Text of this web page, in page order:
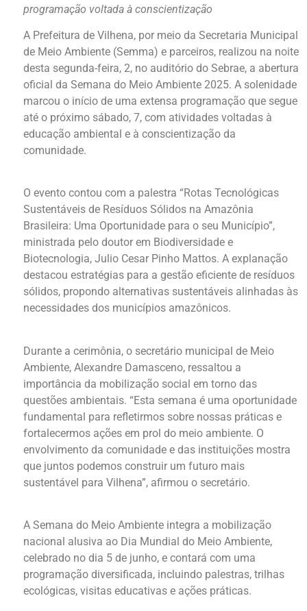
programação voltada à conscientização
A Prefeitura de Vilhena, por meio da Secretaria Municipal
de Meio Ambiente (Semma) e parceiros, realizou na noite
desta segunda-feira, 2, no auditório do Sebrae, a abertura
oficial da Semana do Meio Ambiente 2025. A solenidade
marcou o início de uma extensa programação que segue
até o próximo sábado, 7, com atividades voltadas à
educação ambiental e à conscientização da
comunidade.
O evento contou com a palestra “Rotas Tecnológicas
Sustentáveis de Resíduos Sólidos na Amazônia
Brasileira: Uma Oportunidade para o seu Município”,
ministrada pelo doutor em Biodiversidade e
Biotecnologia, Julio Cesar Pinho Mattos. A explanação
destacou estratégias para a gestão eficiente de resíduos
sólidos, propondo alternativas sustentáveis alinhadas às
necessidades dos municípios amazônicos.
Durante a cerimônia, o secretário municipal de Meio
Ambiente, Alexandre Damasceno, ressaltou a
importância da mobilização social em torno das
questões ambientais. “Esta semana é uma oportunidade
fundamental para refletirmos sobre nossas práticas e
fortalecermos ações em prol do meio ambiente. O
envolvimento da comunidade e das instituições mostra
que juntos podemos construir um futuro mais
sustentável para Vilhena”, afirmou o secretário.
A Semana do Meio Ambiente integra a mobilização
nacional alusiva ao Dia Mundial do Meio Ambiente,
celebrado no dia 5 de junho, e contará com uma
programação diversificada, incluindo palestras, trilhas
ecológicas, visitas educativas e ações práticas.